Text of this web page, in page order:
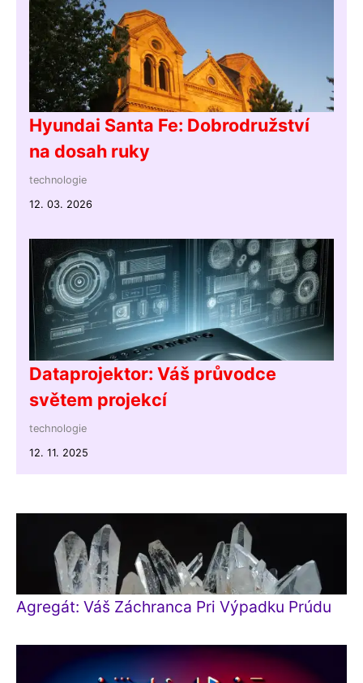
Hyundai Santa Fe: Dobrodružství
na dosah ruky
technologie
12. 03. 2026
Dataprojektor: Váš průvodce
světem projekcí
technologie
12. 11. 2025
Agregát: Váš Záchranca Pri Výpadku Prúdu